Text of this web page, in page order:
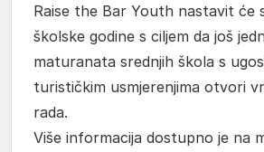
Raise the Bar Youth nastavit će
školske godine s ciljem da još
maturanata srednjih škola s
turističkim usmjerenjima otvori
rada.
Više informacija dostupno je na